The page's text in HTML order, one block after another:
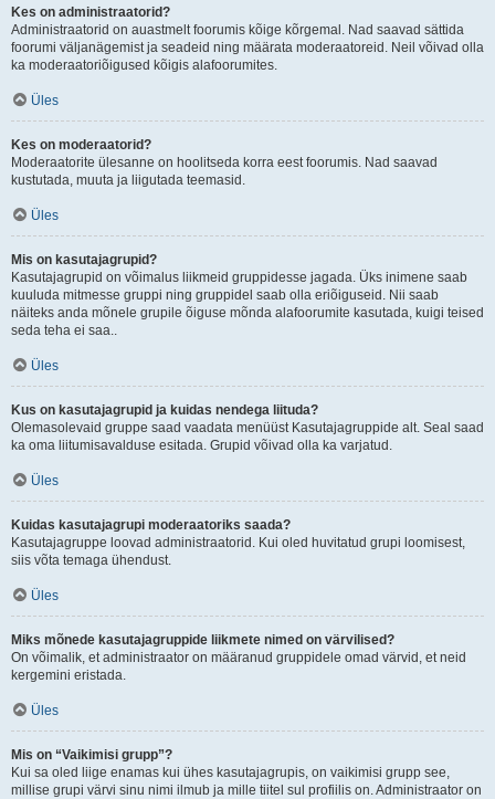
Kes on administraatorid?
Administraatorid on auastmelt foorumis kõige kõrgemal. Nad saavad sättida
foorumi väljanägemist ja seadeid ning määrata moderaatoreid. Neil võivad olla
ka moderaatoriõigused kõigis alafoorumites.
Üles
Kes on moderaatorid?
Moderaatorite ülesanne on hoolitseda korra eest foorumis. Nad saavad
kustutada, muuta ja liigutada teemasid.
Üles
Mis on kasutajagrupid?
Kasutajagrupid on võimalus liikmeid gruppidesse jagada. Üks inimene saab
kuuluda mitmesse gruppi ning gruppidel saab olla eriõiguseid. Nii saab
näiteks anda mõnele grupile õiguse mõnda alafoorumite kasutada, kuigi teised
seda teha ei saa..
Üles
Kus on kasutajagrupid ja kuidas nendega liituda?
Olemasolevaid gruppe saad vaadata menüüst Kasutajagruppide alt. Seal saad
ka oma liitumisavalduse esitada. Grupid võivad olla ka varjatud.
Üles
Kuidas kasutajagrupi moderaatoriks saada?
Kasutajagruppe loovad administraatorid. Kui oled huvitatud grupi loomisest,
siis võta temaga ühendust.
Üles
Miks mõnede kasutajagruppide liikmete nimed on värvilised?
On võimalik, et administraator on määranud gruppidele omad värvid, et neid
kergemini eristada.
Üles
Mis on “Vaikimisi grupp”?
Kui sa oled liige enamas kui ühes kasutajagrupis, on vaikimisi grupp see,
millise grupi värvi sinu nimi ilmub ja mille tiitel sul profiilis on. Administraator on